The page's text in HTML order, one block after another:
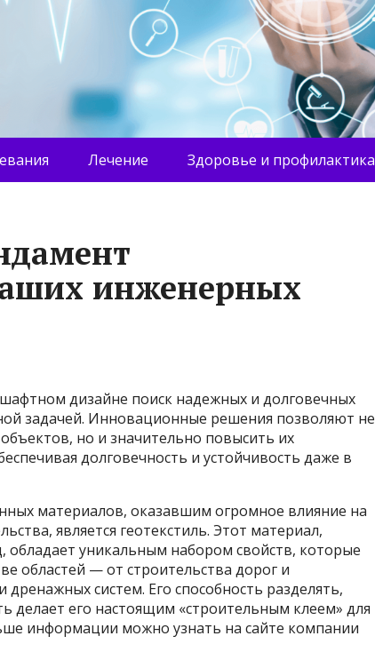
Лечение Здоровье и профилактика
инженерных
дизайне поиск надежных и долговечных
задачей. Инновационные решения позволяют не
но и значительно повысить их
долговечность и устойчивость даже в
материалов, оказавшим огромное влияние на
является геотекстиль. Этот материал,
уникальным набором свойств, которые
областей — от строительства дорог и
систем. Его способность разделять,
его настоящим «строительным клеем» для
информации можно узнать на сайте компании